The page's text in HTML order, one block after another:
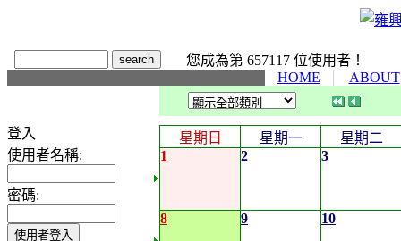
您成為第 657117 位使用者！
HOME
ABOUT
登入
使用者名稱:
密碼:
星期日 星期一
星期二
1
2 3
8 9 10